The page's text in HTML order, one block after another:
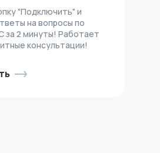
"Подключить" и
на вопросы по
за 2 минуты! Работает
консультации!